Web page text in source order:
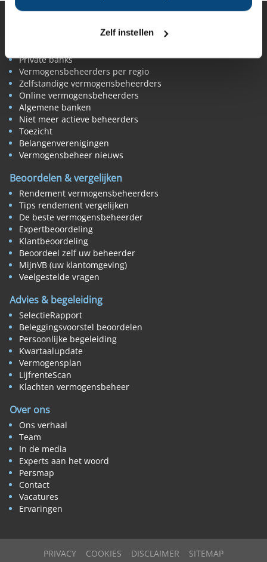
Zelf instellen
Private banks
Vermogensbeheerders per regio
Zelfstandige vermogensbeheerders
Online vermogensbeheerders
Algemene banken
Niet meer actieve beheerders
Toezicht
Belangenverenigingen
Vermogensbeheer nieuws
Beoordelen & vergelijken
Rendement vermogensbeheerders
Tips rendement vergelijken
De beste vermogensbeheerder
Expertbeoordeling
Klantbeoordeling
Beoordeel zelf uw beheerder
MijnVB (uw klantomgeving)
Veelgestelde vragen
Advies & begeleiding
SelectieRapport
Beleggingsvoorstel beoordelen
Persoonlijke begeleiding
Kwartaalupdate
Vermogensplan
LijfrenteScan
Klachten vermogensbeheer
Over ons
Ons verhaal
Team
In de media
Experts aan het woord
Persmap
Contact
Vacatures
Ervaringen
PRIVACY COOKIES DISCLAIMER SITEMAP